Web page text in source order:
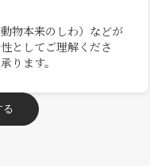
物本来のしわ）などが
としてご理解くださ
ります。
る